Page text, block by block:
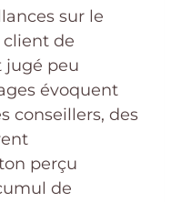
sur le
client de
jugé peu
évoquent
conseillers, des
perçu
de